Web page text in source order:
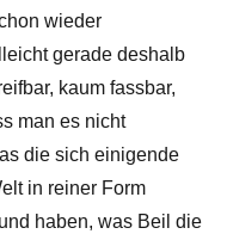
wieder
gerade deshalb
kaum fassbar,
man es nicht
die sich einigende
in reiner Form
haben, was Beil die